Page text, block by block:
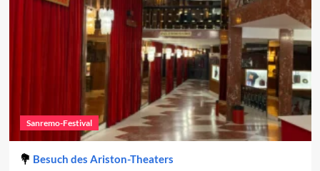
Sanremo-Festival
Besuch des Ariston-Theaters